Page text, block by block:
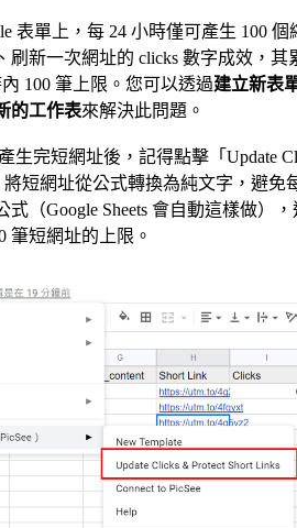
表單上，每 24 小時僅可產生 100 個
刷新一次網址的 clicks 數字成效，其
100 筆上限。您可以透過建立新表
的工作表來解決此問題。
生完短網址後，記得點擊「Update
將短網址從公式轉換為純文字，避免
（Google Sheets 會自動這樣做）
筆短網址的上限。